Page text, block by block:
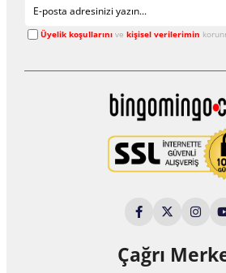
Üyelik koşullarınıve kişisel verilerimin
Çağrı